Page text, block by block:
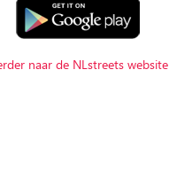
naar de NLstreets website